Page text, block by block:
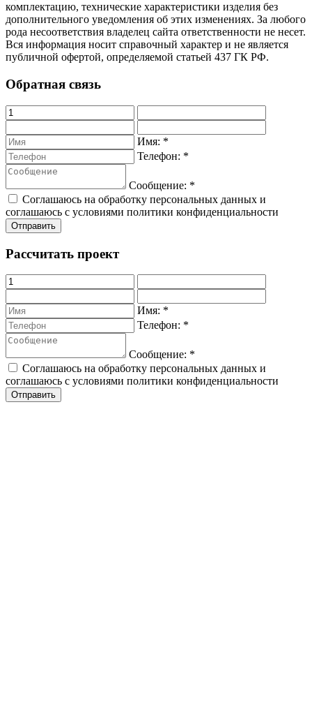
комплектацию, технические характеристики изделия без
дополнительного уведомления об этих изменениях. За любого
рода несоответствия владелец сайта ответственности не несет.
Вся информация носит справочный характер и не является
публичной офертой, определяемой статьей 437 ГК РФ.
Обратная связь
Имя: *
Телефон: *
Сообщение: *
Соглашаюсь на обработку персональных данных и
соглашаюсь с условиями политики конфиденциальности
Рассчитать проект
Имя: *
Телефон: *
Сообщение: *
Соглашаюсь на обработку персональных данных и
соглашаюсь с условиями политики конфиденциальности